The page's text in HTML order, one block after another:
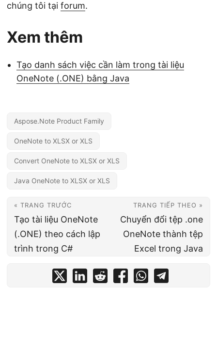
chúng tôi tại forum.
Xem thêm
Tạo danh sách việc cần làm trong tài liệu
OneNote (.ONE) bằng Java
Aspose.Note Product Family
OneNote to XLSX or XLS
Convert OneNote to XLSX or XLS
Java OneNote to XLSX or XLS
« TRANG TRƯỚC
Tạo tài liệu OneNote
(.ONE) theo cách lập
trình trong C#
TRANG TIẾP THEO »
Chuyển đổi tệp .one
OneNote thành tệp
Excel trong Java